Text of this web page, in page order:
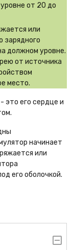
от 20 до
или
зарядного
должном уровне.
от источника
место.
- это его сердце и
начинает
или
его оболочкой.